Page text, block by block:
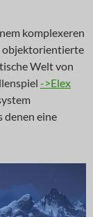
komplexeren
objektorientierte
Welt von
->Elex
denen eine